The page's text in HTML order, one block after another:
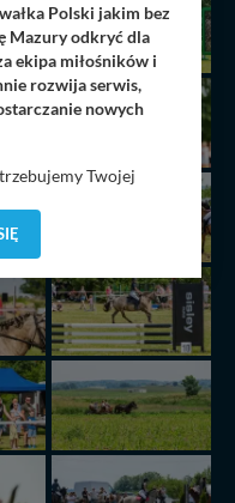
Polski jakim bez
Mazury odkryć dla
ekipa miłośników i
rozwija serwis,
nowych
Twojej
Twoje dane (w tym
celu usprawnienia
itp).
dla nas
Ciebie nie będziemy
Twoje dane są u
co do naszych
zgodę. Więcej
Prywatności.
DO SERWISU
Twoich danych.